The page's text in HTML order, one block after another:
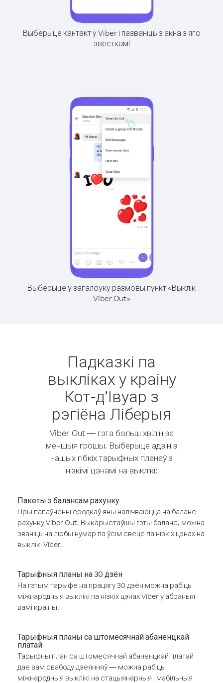
Выберыце кантакт у Viber і пазваніць з акна з яго
звесткамі
Выберыце ў загалоўку размовы пункт «Выклік
Viber Out»
Падказкі па
выкліках у краіну
Кот-д’Івуар з
рэгіёна Ліберыя
Viber Out — гэта больш хвілін за
меншыя грошы. Выберыце адзін з
нашых гібкіх тарыфных планаў з
нізкімі цэнамі на выклікі:
Пакеты з балансам рахунку
Пры папаўненні сродкаў яны налічваюцца на баланс
рахунку Viber Out. Выкарыстаўшы гэты баланс, можна
званіць на любы нумар па ўсім свеце па нізкіх цэнах на
выклікі Viber.
Тарыфныя планы на 30 дзён
На гэтым тарыфе на працягу 30 дзён можна рабіць
міжнародныя выклікі па нізкіх цэнах Viber у абраныя
вамі краіны.
Тарыфныя планы са штомесячнай абаненцкай
платай
Тарыфны план са штомесячнай абаненцкай платай
дае вам свабоду дзеянняў — можна рабіць
міжнародныя выклікі на стацыянарныя і мабільныя